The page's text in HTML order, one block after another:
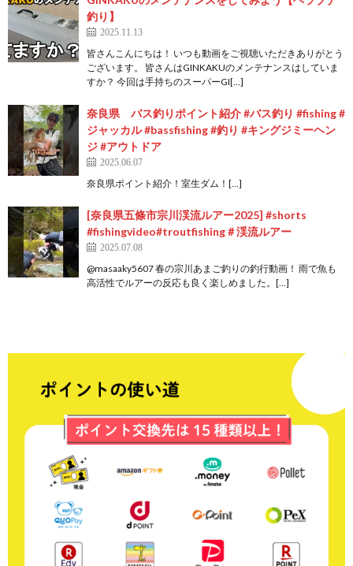
釣り】
2025.11.13
皆さんこんにちは！ いつも動画をご視聴いただきありがとう
ございます。 皆さんはGINKAKUのメンテナンスはしていま
すか？ 今回は手持ちのスーパーGI[…]
奈良県 バス釣りポイント紹介 #バス釣り #fishing #
ジャッカル #bassfishing #釣り #キングジミーヘン
ジ #アウトドア
2025.06.07
奈良県ポイント紹介！室生ダム！[…]
[奈良県五條市宗川渓流ルアー2025] #shorts
#fishingvideo#troutfishing＃渓流ルアー
2025.07.08
⁨@masaaky5607⁩ 春の宗川あまご釣りの釣行動画！ 雨で魚も
高活性でルアーの反応も良く楽しめました。[…]